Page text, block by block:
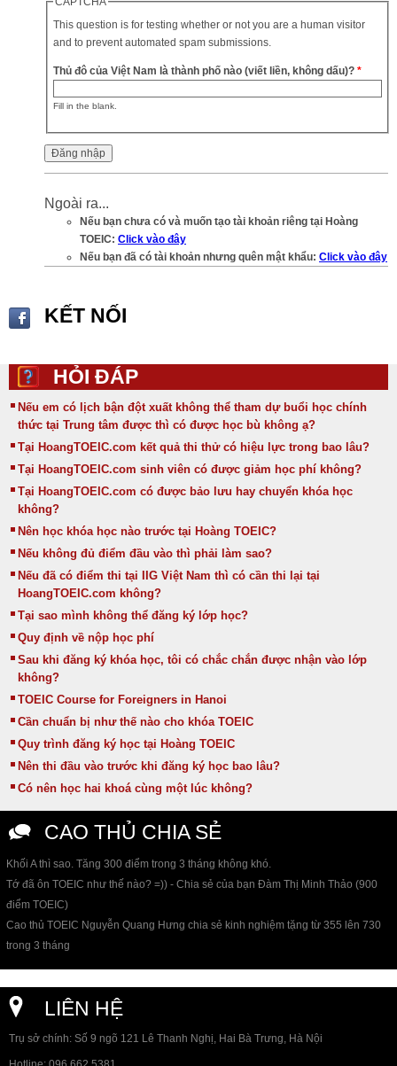
This question is for testing whether or not you are a human visitor
and to prevent automated spam submissions.
Thủ đô của Việt Nam là thành phố nào (viết liền, không dấu)?*
Fill in the blank.
Ngoài ra...
Nếu bạn chưa có và muốn tạo tài khoản riêng tại Hoàng
TOEIC: Click vào đây
Nếu bạn đã có tài khoản nhưng quên mật khẩu: Click vào đây
KẾT NỐI
HỎI ĐÁP
Nếu em có lịch bận đột xuất không thể tham dự buổi học chính
thức tại Trung tâm được thì có được học bù không ạ?
Tại HoangTOEIC.com kết quả thi thử có hiệu lực trong bao lâu?
Tại HoangTOEIC.com sinh viên có được giảm học phí không?
Tại HoangTOEIC.com có được bảo lưu hay chuyển khóa học
không?
Nên học khóa học nào trước tại Hoàng TOEIC?
Nếu không đủ điểm đầu vào thì phải làm sao?
Nếu đã có điểm thi tại IIG Việt Nam thì có cần thi lại tại
HoangTOEIC.com không?
Tại sao mình không thể đăng ký lớp học?
Quy định về nộp học phí
Sau khi đăng ký khóa học, tôi có chắc chắn được nhận vào lớp
không?
TOEIC Course for Foreigners in Hanoi
Cần chuẩn bị như thế nào cho khóa TOEIC
Quy trình đăng ký học tại Hoàng TOEIC
Nên thi đầu vào trước khi đăng ký học bao lâu?
Có nên học hai khoá cùng một lúc không?
CAO THỦ CHIA SẺ
Khối A thì sao. Tăng 300 điểm trong 3 tháng không khó.
Tớ đã ôn TOEIC như thế nào? =)) - Chia sẻ của bạn Đàm Thị Minh Thảo (900
điểm TOEIC)
Cao thủ TOEIC Nguyễn Quang Hưng chia sẻ kinh nghiệm tặng từ 355 lên 730
trong 3 tháng
LIÊN HỆ
Trụ sở chính: Số 9 ngõ 121 Lê Thanh Nghị, Hai Bà Trưng, Hà Nội